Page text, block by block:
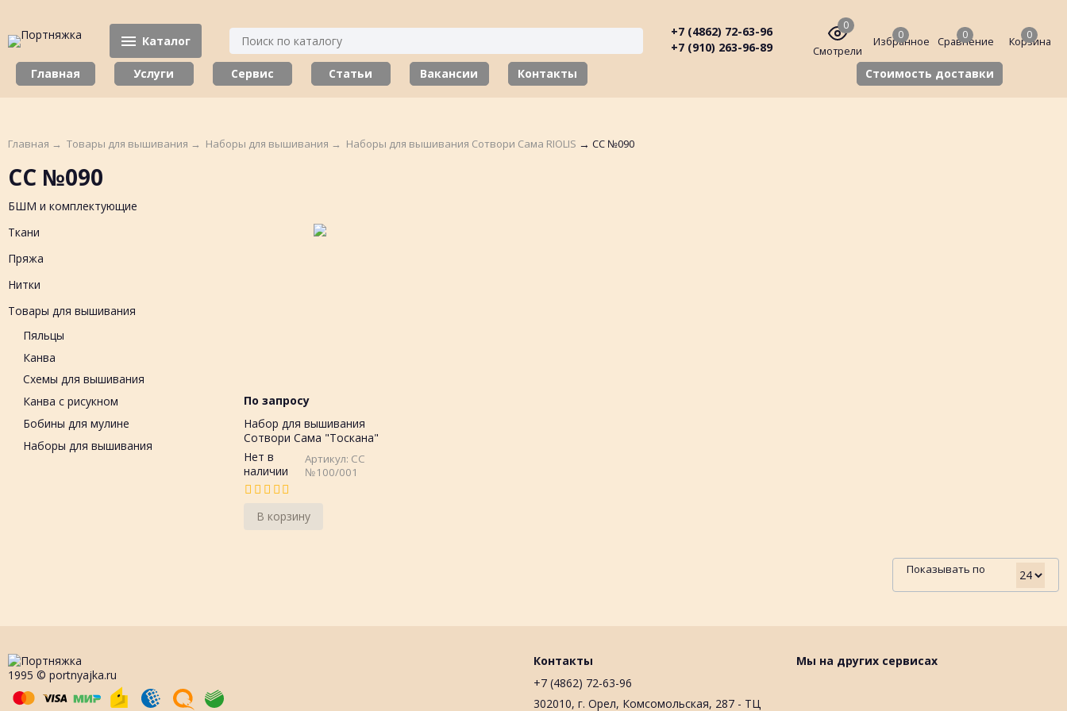
Каталог
+7 (4862) 72-63-96
+7 (910) 263-96-89
0
Смотрели
0
Избранное
0
Сравнение
0
Корзина
Главная Услуги Сервис Статьи Вакансии Контакты Стоимость доставки
Главная → Товары для вышивания → Наборы для вышивания → Наборы для вышивания Сотвори Сама RIOLIS → СС №090
СС №090
БШМ и комплектующие
Ткани
Пряжа
Нитки
Товары для вышивания
Пяльцы
Канва
Схемы для вышивания
Канва с рисукном
Бобины для мулине
Наборы для вышивания
По запросу
Набор для вышивания
Сотвори Сама "Тоскана"
серия Premium 40х30см,
Россия
Нет в
наличии
Артикул: СС
№100/001
В корзину
Показывать по
1995 © portnyajka.ru
Контакты
+7 (4862) 72-63-96
302010, г. Орел, Комсомольская, 287 - ТЦ
Мы на других сервисах